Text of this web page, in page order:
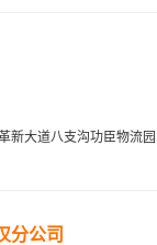
新大道八支沟功臣物流园
分公司